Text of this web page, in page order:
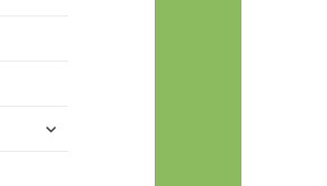
дочернее